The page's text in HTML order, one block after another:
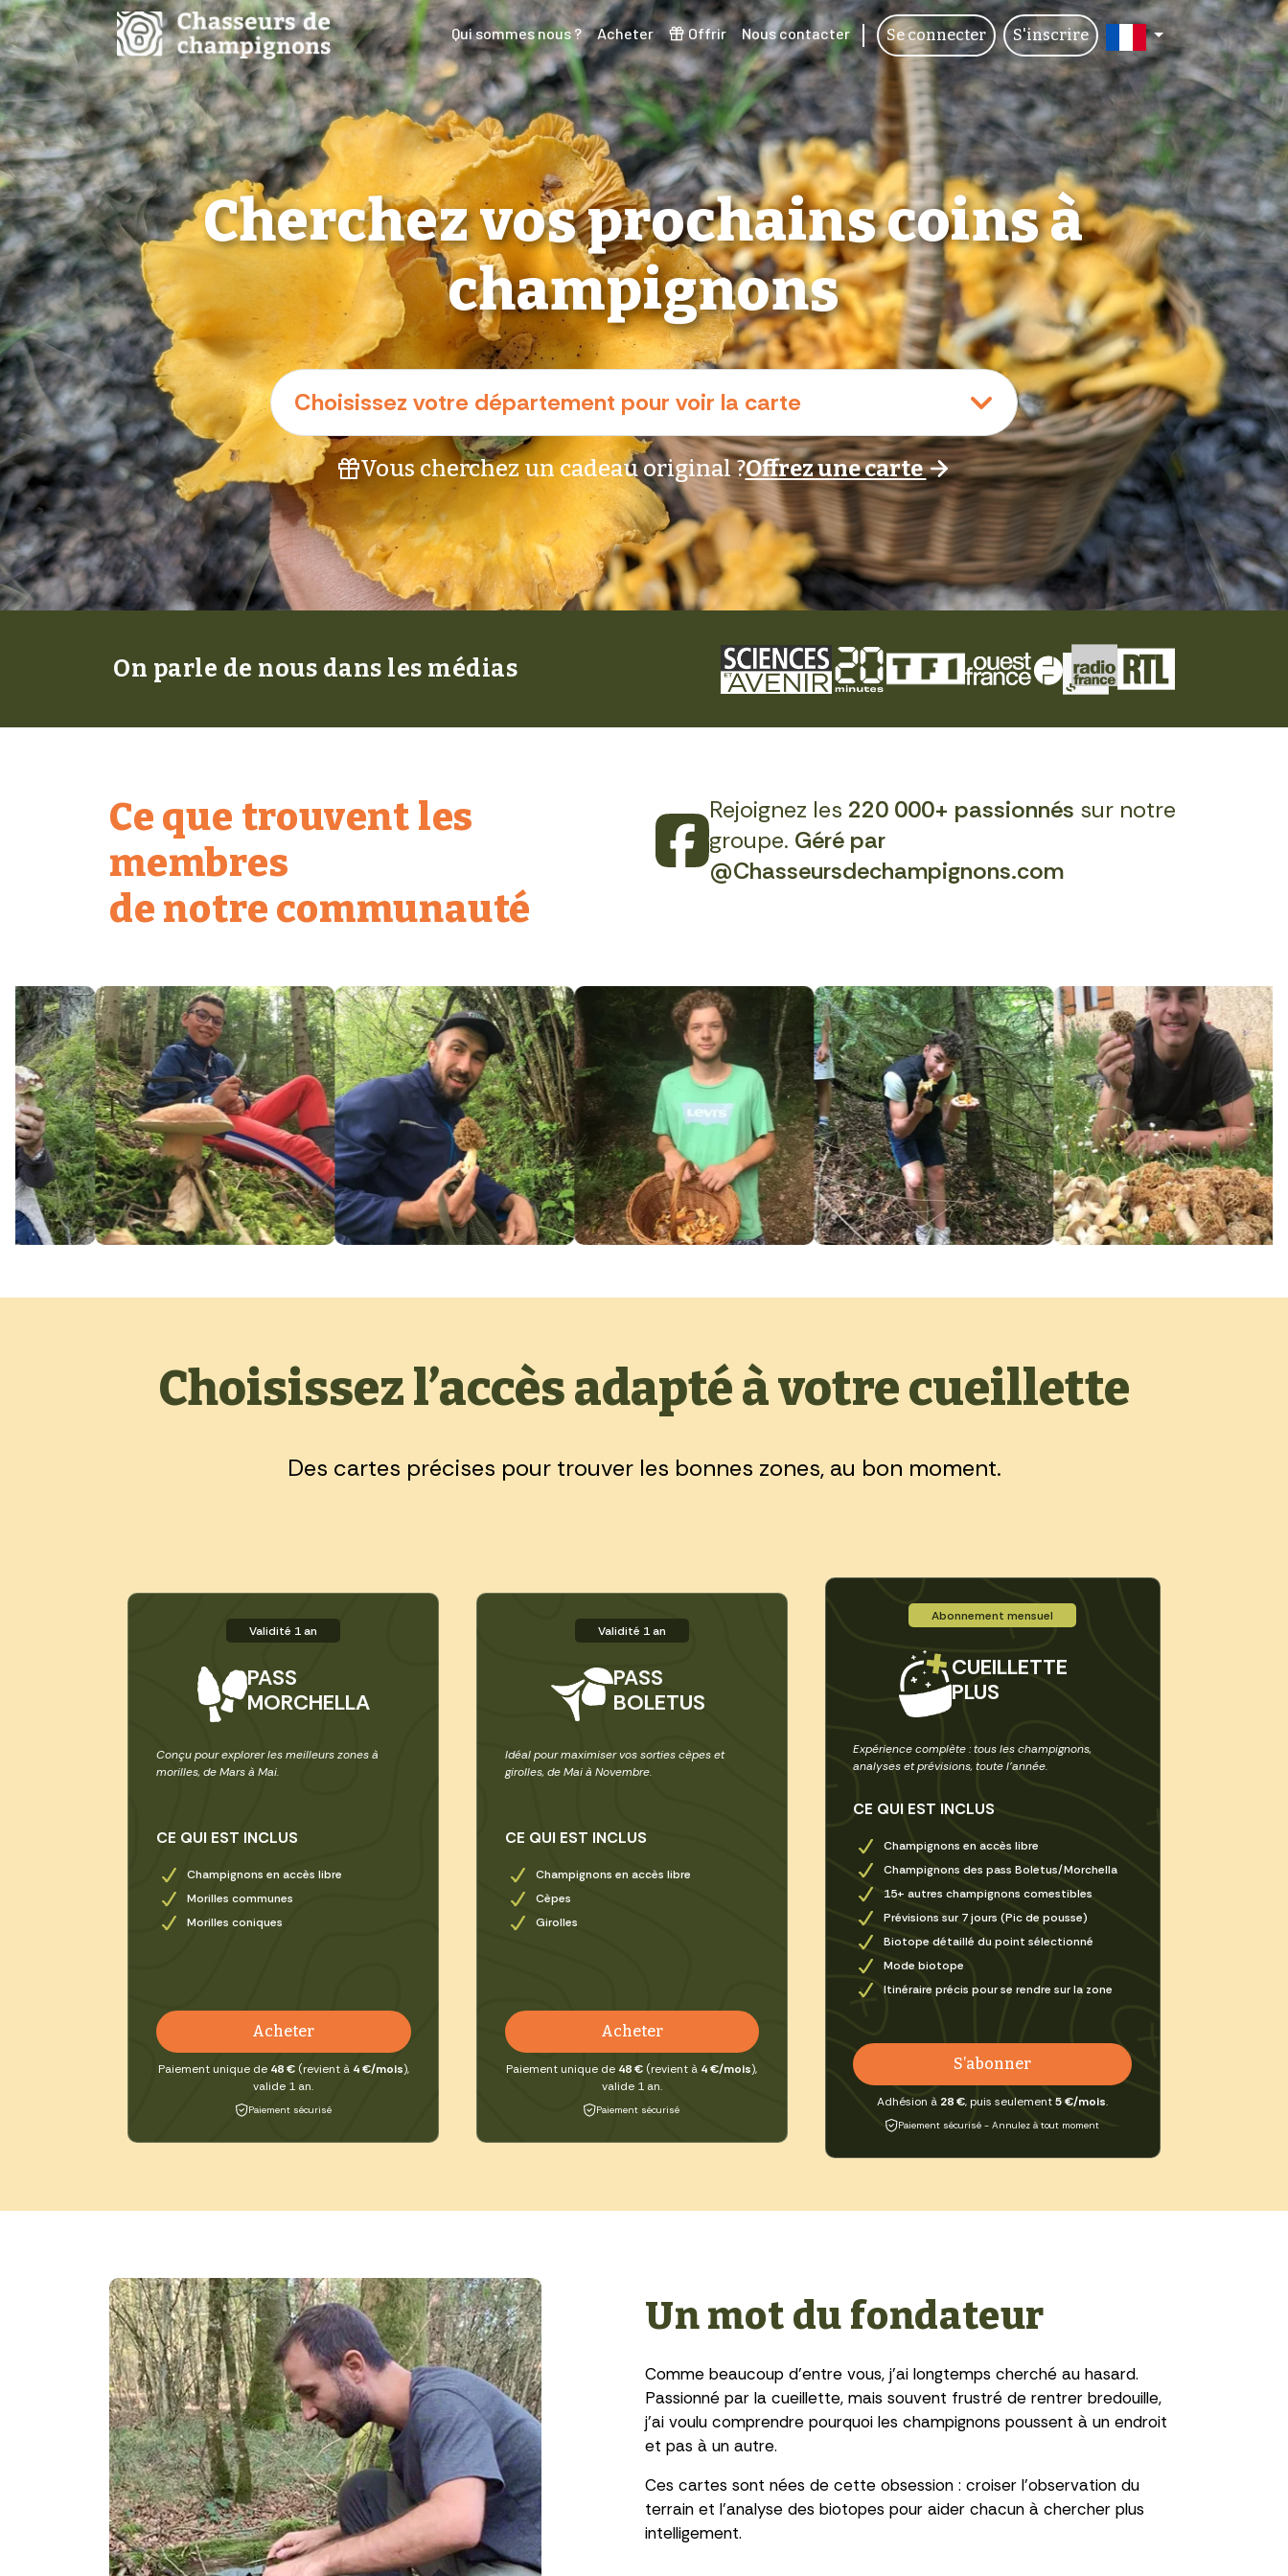
Qui sommes nous ? Acheter Offrir Nous contacter Se connecter S'inscrire
Cherchez vos prochains coins à
champignons
Vous cherchez un cadeau original ?Offrez une carte
On parle de nous dans les médias
Ce que trouvent les
membres
de notre communauté
Rejoignez les 220 000+ passionnés sur notre
groupe. Géré par
@Chasseursdechampignons.com
Choisissez l’accès adapté à votre cueillette
Des cartes précises pour trouver les bonnes zones, au bon moment.
Validité 1 an
PASS
MORCHELLA
Conçu pour explorer les meilleurs zones à
morilles, de Mars à Mai.
CE QUI EST INCLUS
Champignons en accès libre
Morilles communes
Morilles coniques
Acheter
Paiement unique de 48 €(revient à 4 €/mois),
valide 1 an.
Paiement sécurisé
Validité 1 an
PASS
BOLETUS
Idéal pour maximiser vos sorties cèpes et
girolles, de Mai à Novembre.
CE QUI EST INCLUS
Champignons en accès libre
Cèpes
Girolles
Acheter
Paiement unique de 48 € (revient à 4 €/mois),
valide 1 an.
Paiement sécurisé
Abonnement mensuel
CUEILLETTE
PLUS
Expérience complète : tous les champignons,
analyses et prévisions, toute l’année.
CE QUI EST INCLUS
Champignons en accès libre
Champignons des pass Boletus/Morchella
15+ autres champignons comestibles
Prévisions sur 7 jours (Pic de pousse)
Biotope détaillé du point sélectionné
Mode biotope
Itinéraire précis pour se rendre sur la zone
S’abonner
Adhésion à 28 €, puis seulement5 €/mois.
Paiement sécurisé - Annulez à tout moment
Un mot du fondateur
Comme beaucoup d’entre vous, j’ai longtemps cherché au hasard.
Passionné par la cueillette, mais souvent frustré de rentrer bredouille,
j’ai voulu comprendre pourquoi les champignons poussent à un endroit
et pas à un autre.
Ces cartes sont nées de cette obsession : croiser l’observation du
terrain et l’analyse des biotopes pour aider chacun à chercher plus
intelligement.